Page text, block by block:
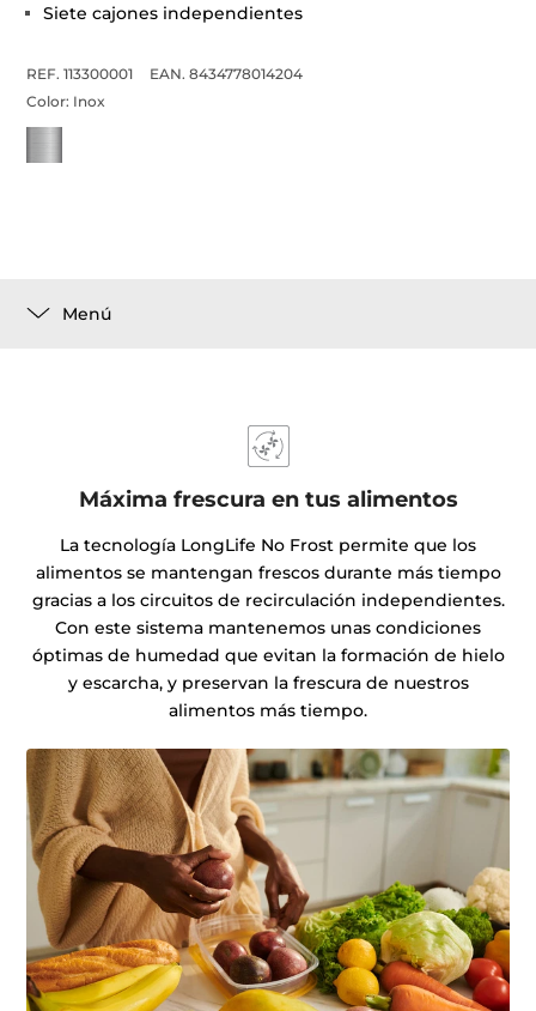
Siete cajones independientes
REF. 113300001
EAN. 8434778014204
Color: Inox
Menú
Máxima frescura en tus alimentos
La tecnología LongLife No Frost permite que los
alimentos se mantengan frescos durante más tiempo
gracias a los circuitos de recirculación independientes.
Con este sistema mantenemos unas condiciones
óptimas de humedad que evitan la formación de hielo
y escarcha, y preservan la frescura de nuestros
alimentos más tiempo.